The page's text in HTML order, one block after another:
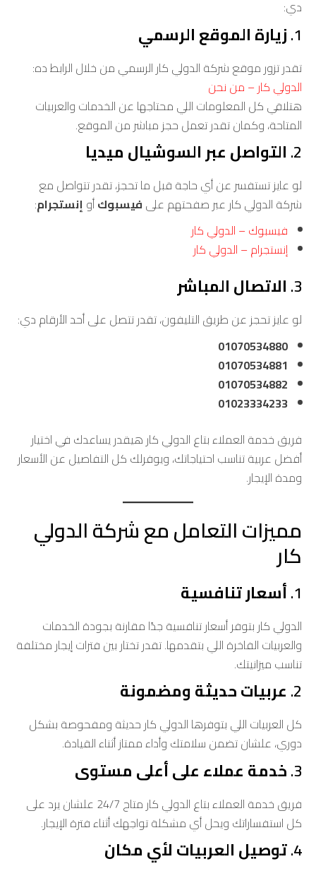
دي:
1. زيارة الموقع الرسمي
تقدر تزور موقع شركة الدولي كار الرسمي من خلال الرابط ده:
الدولي كار – من نحن
هتلاقي كل المعلومات اللي محتاجها عن الخدمات والعربيات
المتاحة، وكمان تقدر تعمل حجز مباشر من الموقع.
2. التواصل عبر السوشيال ميديا
لو عايز تستفسر عن أي حاجة قبل ما تحجز، تقدر تتواصل مع
شركة الدولي كار عبر صفحتهم على فيسبوكأو إنستجرام:
فيسبوك – الدولي كار
إنستجرام – الدولي كار
3. الاتصال المباشر
لو عايز تحجز عن طريق التليفون، تقدر تتصل على أحد الأرقام دي:
01070534880
01070534881
01070534882
01023334233
فريق خدمة العملاء بتاع الدولي كار هيقدر يساعدك في اختيار
أفضل عربية تناسب احتياجاتك، ويوفرلك كل التفاصيل عن الأسعار
ومدة الإيجار.
مميزات التعامل مع شركة الدولي
كار
1. أسعار تنافسية
الدولي كار بتوفر أسعار تنافسية جدًا مقارنة بجودة الخدمات
والعربيات الفاخرة اللي بتقدمها. تقدر تختار بين فترات إيجار مختلفة
تناسب ميزانيتك.
2. عربيات حديثة ومضمونة
كل العربيات اللي بتوفرها الدولي كار حديثة ومفحوصة بشكل
دوري، علشان تضمن سلامتك وأداء ممتاز أثناء القيادة.
3. خدمة عملاء على أعلى مستوى
فريق خدمة العملاء بتاع الدولي كار متاح 24/7 علشان يرد على
كل استفساراتك ويحل أي مشكلة تواجهك أثناء فترة الإيجار.
4. توصيل العربيات لأي مكان